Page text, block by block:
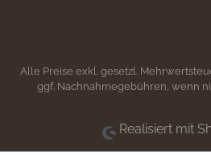
Alle Preise exkl. gesetzl.
ggf. Nachnahmegebühren, wenn
Realisiert mit